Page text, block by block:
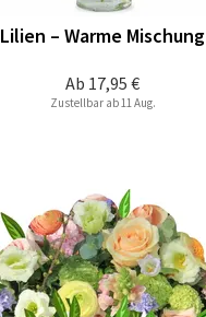
Ab 17,95 €
Lilien – Warme Mischung
Zustellbar ab 11 Aug.